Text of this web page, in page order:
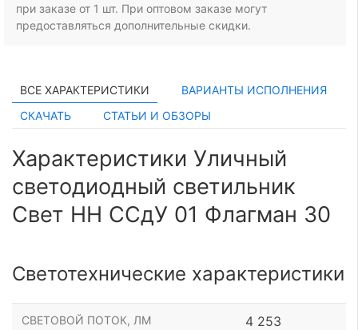
при заказе от 1 шт. При оптовом заказе могут
предоставляться дополнительные скидки.
ВСЕ ХАРАКТЕРИСТИКИ
ВАРИАНТЫ ИСПОЛНЕНИЯ
СКАЧАТЬ
СТАТЬИ И ОБЗОРЫ
Характеристики Уличный
светодиодный светильник
Свет НН ССдУ 01 Флагман 30
Светотехнические характеристики
СВЕТОВОЙ ПОТОК, ЛМ 4 253